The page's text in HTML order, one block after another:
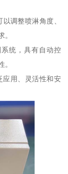
调整喷淋角度、
。
统，具有自动控
。
应用、灵活性和安